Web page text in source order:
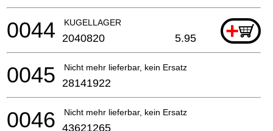
KUGELLAGER +
0044 2040820 5.95
Nicht mehr lieferbar, kein Ersatz
0045 28141922
Nicht mehr lieferbar, kein Ersatz
0046 43621265